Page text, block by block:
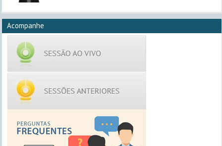
Acompanhe